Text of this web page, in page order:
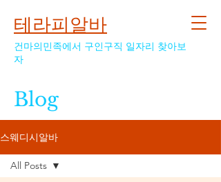
테라피알바
건마의민족에서 구인구직 일자리 찾아보
자
Blog
스웨디시알바
All Posts